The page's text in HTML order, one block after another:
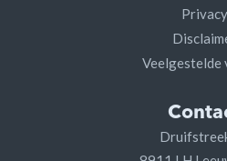
Privacy
Veelgestelde